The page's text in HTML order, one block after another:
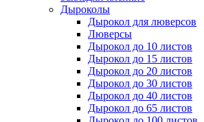
Дыроколы
Дырокол для люверсов
Люверсы
Дырокол до 10 листов
Дырокол до 15 листов
Дырокол до 20 листов
Дырокол до 30 листов
Дырокол до 40 листов
Дырокол до 65 листов